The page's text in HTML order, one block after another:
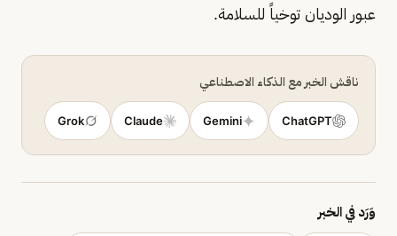
عبور الوديان توخياً للسلامة.
ناقش الخبر مع الذكاء الاصطناعي
ChatGPT
Gemini
Claude
Grok
وَرَد في الخبر